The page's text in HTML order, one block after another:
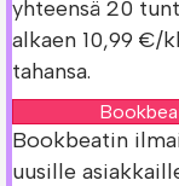
yhteensä 20
alkaen 10,99 €/
tahansa.
Bookbeatin
uusille